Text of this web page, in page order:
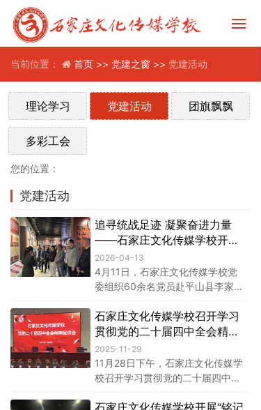
当前位置： 首页 >> 党建之窗 >> 党建活动
理论学习 党建活动 团旗飘飘
多彩工会
您的位置：
党建活动
追寻统战足迹 凝聚奋进力量
——石家庄文化传媒学校开展
主题党日活动
2026-04-13
4月11日，石家庄文化传媒学校党
委组织60余名党员赴平山县李家庄
史 凝聚奋进力量”主题党日活动。
活动由学校党委书记卢丽华带队。
石家庄文化传媒学校召开学习
贯彻党的二十届四中全会精神
宣讲会
2025-11-29
11月28日下午，石家庄文化传媒学
校召开学习贯彻党的二十届四中全
党校赵文丁教授作题为《夯实基础
石家庄文化传媒学校开展“铭记